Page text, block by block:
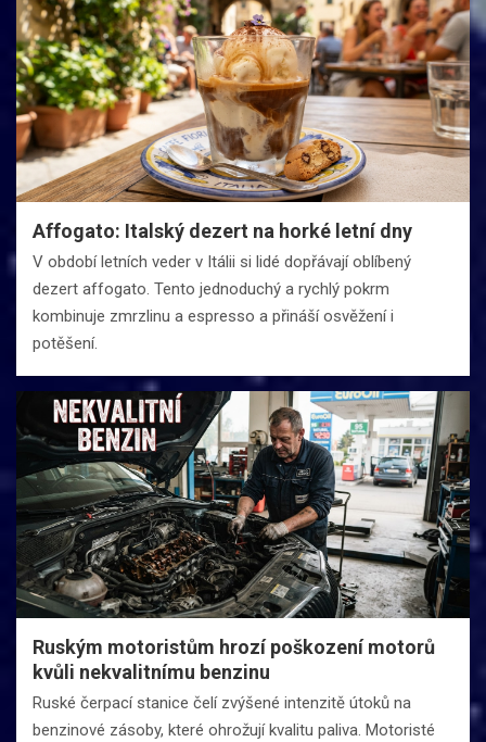
Affogato: Italský dezert na horké letní dny
V období letních veder v Itálii si lidé dopřávají oblíbený
dezert affogato. Tento jednoduchý a rychlý pokrm
kombinuje zmrzlinu a espresso a přináší osvěžení i
potěšení.
Ruským motoristům hrozí poškození motorů
kvůli nekvalitnímu benzinu
Ruské čerpací stanice čelí zvýšené intenzitě útoků na
benzinové zásoby, které ohrožují kvalitu paliva. Motoristé